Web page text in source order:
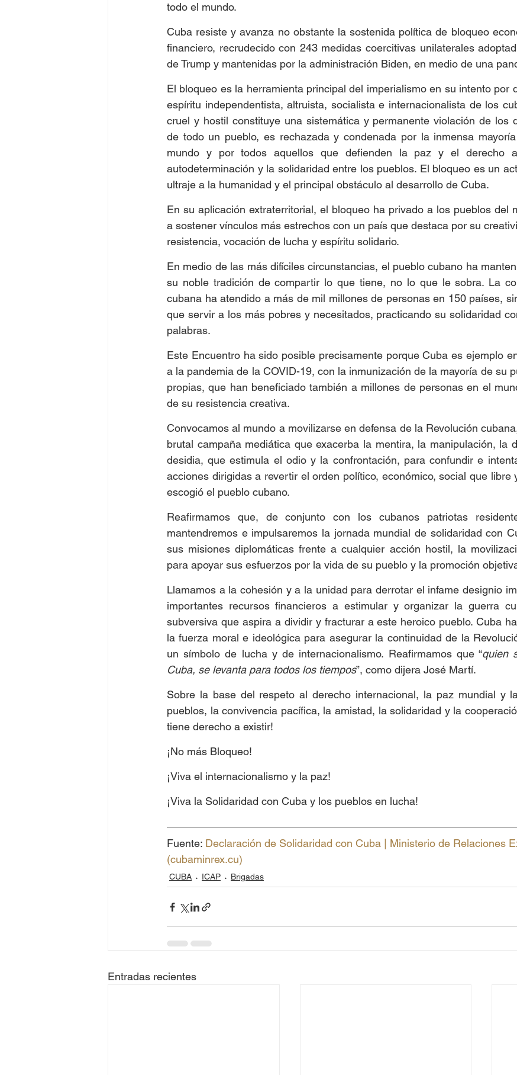
todo el mundo.
Cuba resiste y avanza no obstante la sostenida política de bloqueo
financiero, recrudecido con 243 medidas coercitivas unilaterales
de Trump y mantenidas por la administración Biden, en medio de una
El bloqueo es la herramienta principal del imperialismo en su intento por
espíritu independentista, altruista, socialista e internacionalista de los
cruel y hostil constituye una sistemática y permanente violación de los
de todo un pueblo, es rechazada y condenada por la inmensa
mundo y por todos aquellos que defienden la paz y el derecho
autodeterminación y la solidaridad entre los pueblos. El bloqueo es un
ultraje a la humanidad y el principal obstáculo al desarrollo de Cuba.
En su aplicación extraterritorial, el bloqueo ha privado a los pueblos del
a sostener vínculos más estrechos con un país que destaca por su
resistencia, vocación de lucha y espíritu solidario.
En medio de las más difíciles circunstancias, el pueblo cubano ha
su noble tradición de compartir lo que tiene, no lo que le sobra. La
cubana ha atendido a más de mil millones de personas en 150 países,
que servir a los más pobres y necesitados, practicando su solidaridad
palabras.
Este Encuentro ha sido posible precisamente porque Cuba es ejemplo
a la pandemia de la COVID-19, con la inmunización de la mayoría de su
propias, que han beneficiado también a millones de personas en el
de su resistencia creativa.
Convocamos al mundo a movilizarse en defensa de la Revolución
brutal campaña mediática que exacerba la mentira, la manipulación, la
desidia, que estimula el odio y la confrontación, para confundir e
acciones dirigidas a revertir el orden político, económico, social que libre
escogió el pueblo cubano.
Reafirmamos que, de conjunto con los cubanos patriotas
mantendremos e impulsaremos la jornada mundial de solidaridad con
sus misiones diplomáticas frente a cualquier acción hostil, la
para apoyar sus esfuerzos por la vida de su pueblo y la promoción
Llamamos a la cohesión y a la unidad para derrotar el infame designio
importantes recursos financieros a estimular y organizar la guerra
subversiva que aspira a dividir y fracturar a este heroico pueblo. Cuba
la fuerza moral e ideológica para asegurar la continuidad de la
un símbolo de lucha y de internacionalismo. Reafirmamos que “quien
Cuba, se levanta para todos los tiempos”, como dijera José Martí.
Sobre la base del respeto al derecho internacional, la paz mundial y
pueblos, la convivencia pacífica, la amistad, la solidaridad y la
tiene derecho a existir!
¡No más Bloqueo!
¡Viva el internacionalismo y la paz!
¡Viva la Solidaridad con Cuba y los pueblos en lucha!
Fuente: Declaración de Solidaridad con Cuba | Ministerio de Relaciones
(cubaminrex.cu)
CUBA ICAP Brigadas
Entradas recientes